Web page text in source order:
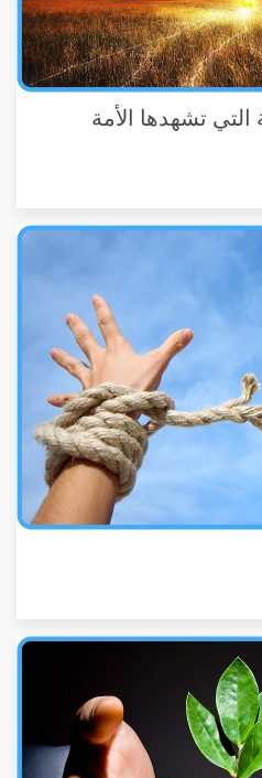
التي تشهدها الأمة